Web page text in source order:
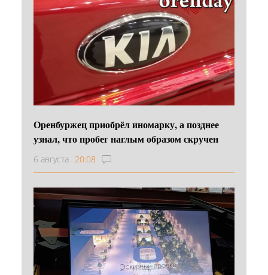
Оренбуржец приобрёл иномарку, а позднее
узнал, что пробег наглым образом скручен
6 августа 20:08